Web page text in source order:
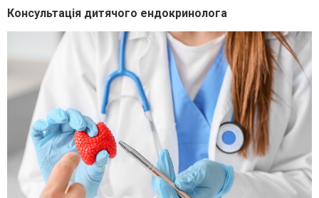
Консультація дитячого ендокринолога